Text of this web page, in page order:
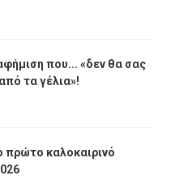
που... «δεν θα σας
τα γέλια»!
πρώτο καλοκαιρινό